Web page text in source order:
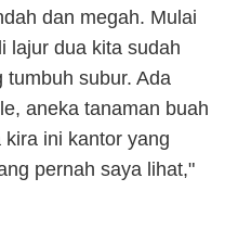
dan megah. Mulai
lajur dua kita sudah
tumbuh subur. Ada
aneka tanaman buah
ini kantor yang
pernah saya lihat,"